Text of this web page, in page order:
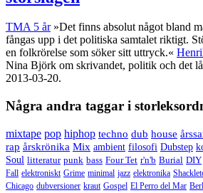
TMA 5 år»Det finns absolut något bland
fångas upp i det politiska samtalet riktigt.
en folkrörelse som söker sitt uttryck.«
Nina Björk om skrivandet, politik och det
2013-03-20.
Några andra taggar i
mixtape pop hiphop techno dub house
rap årskrönika Mix ambient filosofi Dubstep
Soul litteratur punk bass Four Tet r'n'b Burial DIY
Fall elektroniskt Grime minimal jazz elektronika
Chicago dubversioner kraut Gospel El Perro del Mar